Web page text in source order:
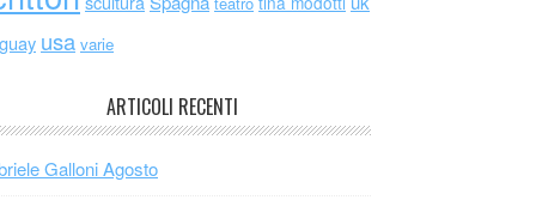
usa varie
ARTICOLI RECENTI
Galloni Agosto